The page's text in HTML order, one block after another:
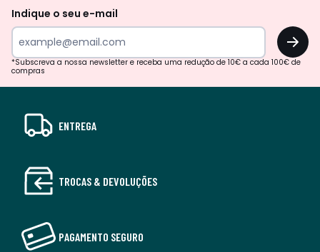
Indique o seu e-mail
OK
*Subscreva a nossa newsletter e receba uma redução de 10€ a cada 100€ de
compras
ENTREGA
TROCAS & DEVOLUÇÕES
PAGAMENTO SEGURO